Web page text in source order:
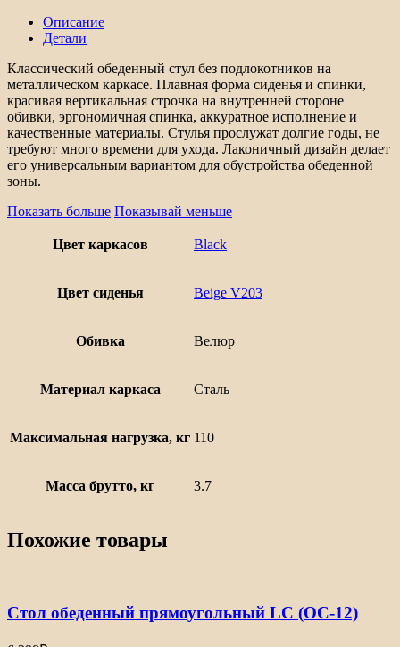
Описание
Детали
Классический обеденный стул без подлокотников на
металлическом каркасе. Плавная форма сиденья и спинки,
красивая вертикальная строчка на внутренней стороне
обивки, эргономичная спинка, аккуратное исполнение и
качественные материалы. Стулья прослужат долгие годы, не
требуют много времени для ухода. Лаконичный дизайн делает
его универсальным вариантом для обустройства обеденной
зоны.
Показать больше Показывай меньше
Цвет каркасов Black
Цвет сиденья Beige V203
Обивка Велюр
Материал каркаса Сталь
Максимальная нагрузка, кг 110
Масса брутто, кг 3.7
Похожие товары
Стол обеденный прямоугольный LС (ОС-12)